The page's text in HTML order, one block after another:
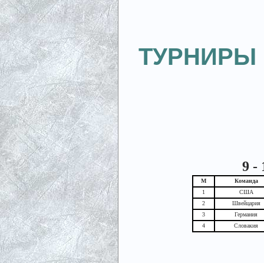
9 -
М
Команда
1
США
2
Швейцария
3
Германия
4
Словакия